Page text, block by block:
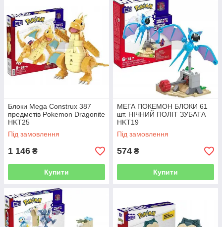
Блоки Mega Construx 387
предметів Pokemon Dragonite
HKT25
Під замовлення
1 146 ₴
Купити
МЕГА ПОКЕМОН БЛОКИ 61
шт. НІЧНИЙ ПОЛІТ ЗУБАТА
HKT19
Під замовлення
574 ₴
Купити